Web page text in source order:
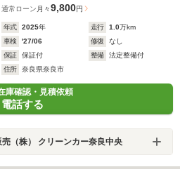
通常ローン 月々9,800円
年式 2025年 走行 1.0万km
車検
'27/06 修復
なし
保証
保証付 整備
法定整備付
住所
奈良県奈良市
庫確認・見積依頼
電話する
（株） クリーンカー奈良中央